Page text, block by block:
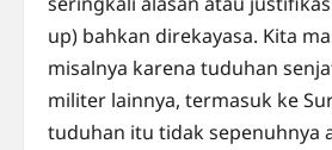
up) bahkan direkayasa. Kita
misalnya karena tuduhan
militer lainnya, termasuk ke
tuduhan itu tidak sepenuhnya